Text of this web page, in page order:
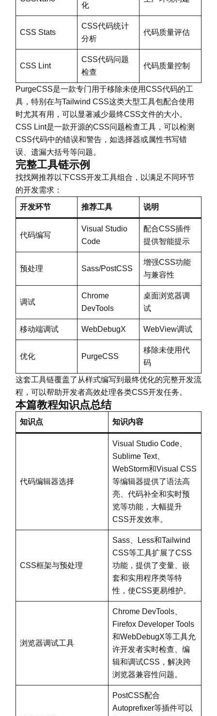
化
CSS Stats
CSS代码统计
分析
代码质量评估
CSS Lint
CSS代码问题
检查
代码质量控制
PurgeCSS是一款专门用于移除未使用CSS代码的工
具，特别在与Tailwind CSS这类大型工具包配合使用
时尤其有用，可以显著减少最终CSS文件的大小。
CSS Lint是一款开源的CSS问题检查工具，可以检测
CSS代码中的错误和警告，如选择器或属性书写错
误、遗漏大括号等问题。
完整工具链示例
找找网推荐以下CSS开发工具组合，以满足不同环节
的开发需求：
开发环节 推荐工具 说明
代码编写
Visual Studio
Code
配合CSS插件
提供智能提示
预处理 Sass/PostCSS
增强CSS功能
与兼容性
调试
Chrome
DevTools
桌面浏览器调
试
移动端调试 WebDebugX WebView调试
优化 PurgeCSS
移除未使用代
码
这套工具链覆盖了从样式编写到最终优化的完整开发流
程，可以帮助开发者高效处理各类CSS开发任务。
本篇教程知识点总结
知识点 知识内容
代码编辑器选择
Visual Studio Code、
Sublime Text、
WebStorm和Visual CSS
等编辑器提供了语法高
亮、代码补全和实时预
览等功能，大幅提升
CSS开发效率。
CSS框架与预处理
Sass、Less和Tailwind
CSS等工具扩展了CSS
功能，提供了变量、嵌
套和实用程序类等特
性，使CSS更易维护。
浏览器调试工具
Chrome DevTools、
Firefox Developer Tools
和WebDebugX等工具允
许开发者实时检查、编
辑和调试CSS，解决跨
浏览器兼容性问题。
PostCSS配合
Autoprefixer等插件可以